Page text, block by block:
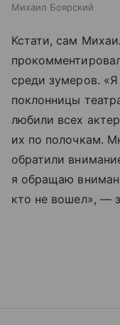
Михаил Боярский
Кстати, сам
среди зумеров.
поклонницы
любили всех
их по полочкам.
обратили
я обращаю
кто не вошел», —